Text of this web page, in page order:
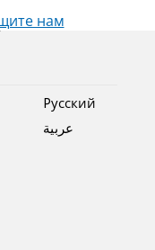
нам
Pусский
عربية